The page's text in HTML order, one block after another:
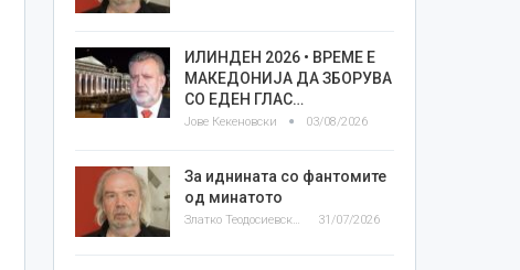
ИЛИНДЕН 2026 • ВРЕМЕ Е
МАКЕДОНИЈА ДА ЗБОРУВА
СО ЕДЕН ГЛАС…
Јове Кекеновски 03/08/2026
За иднината со фантомите
од минатото
Златко Теодосиевски 31/07/2026